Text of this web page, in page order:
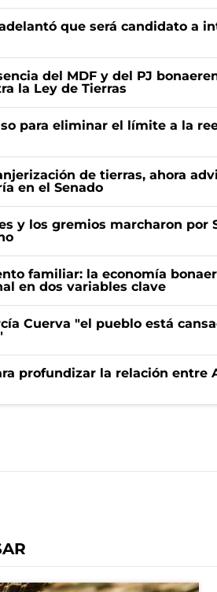
que será candidato a
del MDF y del PJ
la Ley de Tierras
para eliminar el límite a la
de tierras, ahora
en el Senado
y los gremios marcharon por
familiar: la economía
en dos variables clave
Cuerva "el pueblo está
profundizar la relación entre